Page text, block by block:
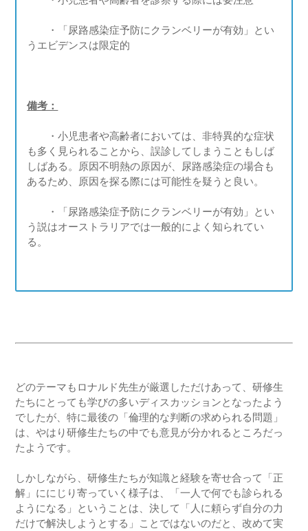
・「尿路感染症予防にクランベリーが有効」とい
うエビデンスは限定的
備考：
・小児患者や高齢者においては、非特異的な症状
も多く見られることから、誤診してしまうこともしば
しばある。原因不明熱の原因が、尿路感染症の場合も
あるため、原因を探る際には可能性を疑うと良い。
・「尿路感染症予防にクランベリーが有効」とい
う説はオーストラリアでは一般的によく知られてい
る。
どのテーマもロナルド先生が厳選しただけあって、研修生
たちにとっても学びの多いディスカッションとなったよう
でしたが、特に最後の「倫理的な判断の求められる問題」
は、やはり研修生たちの中でも意見が分かれるところだっ
たようです。
しかしながら、研修生たちが知識と経験を寄せ合って「正
解」ににじり寄っていく様子は、「一人で何でも診られる
ようになる」ということは、決して「人に頼らず自分の力
だけで解決しようとする」ことではないのだと、改めて実